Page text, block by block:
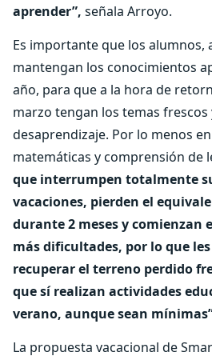
aprender”, señala Arroyo.
Es importante que los alumnos,
mantengan los conocimientos
año, para que a la hora de
marzo tengan los temas frescos
desaprendizaje. Por lo menos
matemáticas y comprensión de
que interrumpen totalmente
vacaciones, pierden el
durante 2 meses y comienzan
más dificultades, por lo que
recuperar el terreno perdido
que sí realizan actividades
verano, aunque sean
La propuesta vacacional de